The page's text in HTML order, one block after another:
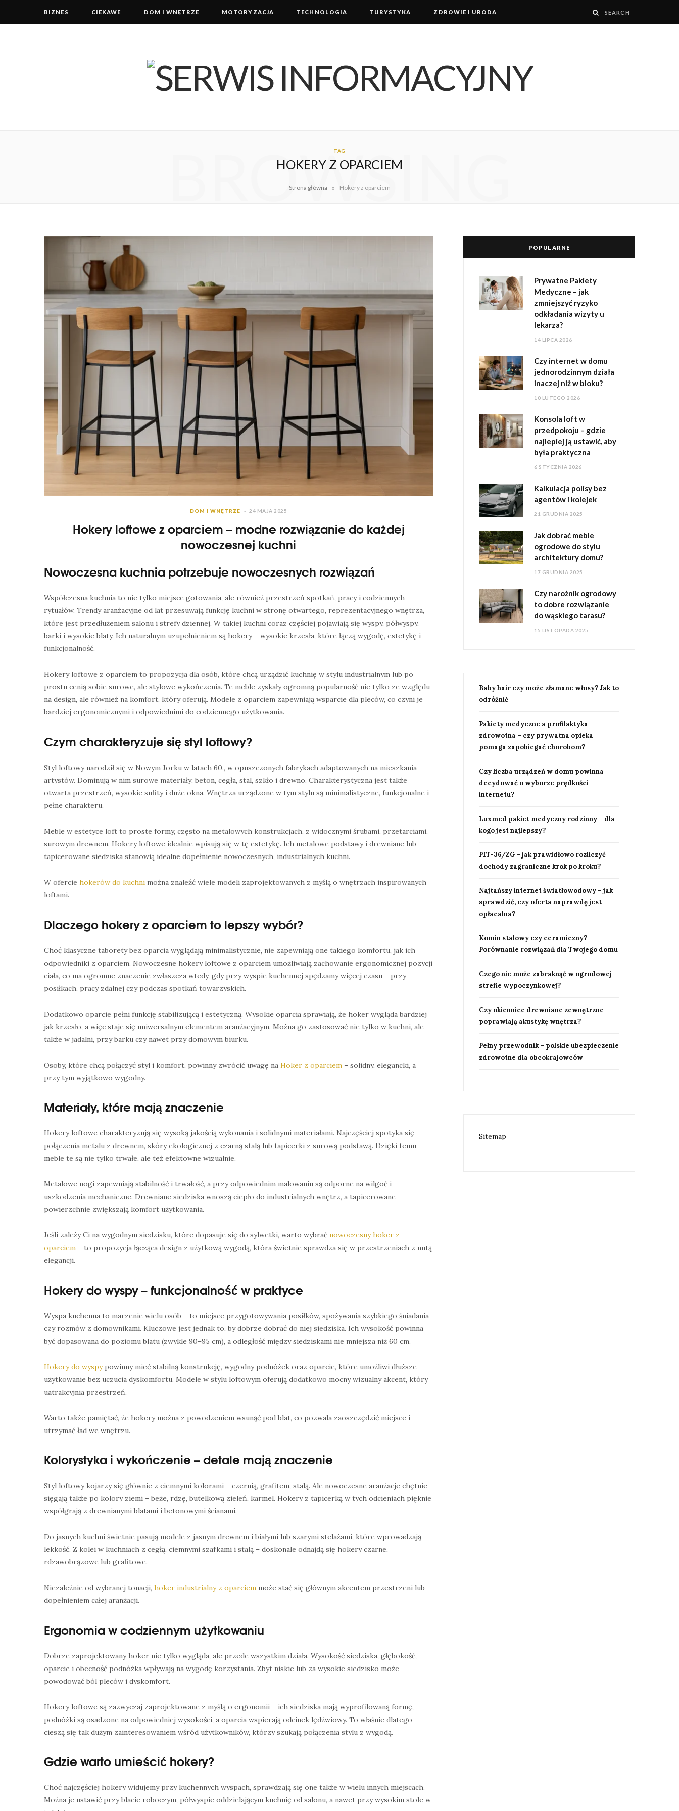
BIZNES CIEKAWE DOM I WNĘTRZE MOTORYZACJA TECHNOLOGIA TURYSTYKA ZDROWIE I URODA
TAG
HOKERY Z OPARCIEM
BROWSING
Strona główna » Hokery z oparciem
DOM I WNĘTRZE 24 MAJA 2025
Hokery loftowe z oparciem – modne rozwiązanie do każdej
nowoczesnej kuchni
Nowoczesna kuchnia potrzebuje nowoczesnych rozwiązań
Współczesna kuchnia to nie tylko miejsce gotowania, ale również przestrzeń spotkań, pracy i codziennych
rytuałów. Trendy aranżacyjne od lat przesuwają funkcję kuchni w stronę otwartego, reprezentacyjnego wnętrza,
które jest przedłużeniem salonu i strefy dziennej. W takiej kuchni coraz częściej pojawiają się wyspy, półwyspy,
barki i wysokie blaty. Ich naturalnym uzupełnieniem są hokery – wysokie krzesła, które łączą wygodę, estetykę i
funkcjonalność.
Hokery loftowe z oparciem to propozycja dla osób, które chcą urządzić kuchnię w stylu industrialnym lub po
prostu cenią sobie surowe, ale stylowe wykończenia. Te meble zyskały ogromną popularność nie tylko ze względu
na design, ale również na komfort, który oferują. Modele z oparciem zapewniają wsparcie dla pleców, co czyni je
bardziej ergonomicznymi i odpowiednimi do codziennego użytkowania.
Czym charakteryzuje się styl loftowy?
Styl loftowy narodził się w Nowym Jorku w latach 60., w opuszczonych fabrykach adaptowanych na mieszkania
artystów. Dominują w nim surowe materiały: beton, cegła, stal, szkło i drewno. Charakterystyczna jest także
otwarta przestrzeń, wysokie sufity i duże okna. Wnętrza urządzone w tym stylu są minimalistyczne, funkcjonalne i
pełne charakteru.
Meble w estetyce loft to proste formy, często na metalowych konstrukcjach, z widocznymi śrubami, przetarciami,
surowym drewnem. Hokery loftowe idealnie wpisują się w tę estetykę. Ich metalowe podstawy i drewniane lub
tapicerowane siedziska stanowią idealne dopełnienie nowoczesnych, industrialnych kuchni.
W ofercie hokerów do kuchni można znaleźć wiele modeli zaprojektowanych z myślą o wnętrzach inspirowanych
loftami.
Dlaczego hokery z oparciem to lepszy wybór?
Choć klasyczne taborety bez oparcia wyglądają minimalistycznie, nie zapewniają one takiego komfortu, jak ich
odpowiedniki z oparciem. Nowoczesne hokery loftowe z oparciem umożliwiają zachowanie ergonomicznej pozycji
ciała, co ma ogromne znaczenie zwłaszcza wtedy, gdy przy wyspie kuchennej spędzamy więcej czasu – przy
posiłkach, pracy zdalnej czy podczas spotkań towarzyskich.
Dodatkowo oparcie pełni funkcję stabilizującą i estetyczną. Wysokie oparcia sprawiają, że hoker wygląda bardziej
jak krzesło, a więc staje się uniwersalnym elementem aranżacyjnym. Można go zastosować nie tylko w kuchni, ale
także w jadalni, przy barku czy nawet przy domowym biurku.
Osoby, które chcą połączyć styl i komfort, powinny zwrócić uwagę na Hoker z oparciem – solidny, elegancki, a
przy tym wyjątkowo wygodny.
Materiały, które mają znaczenie
Hokery loftowe charakteryzują się wysoką jakością wykonania i solidnymi materiałami. Najczęściej spotyka się
połączenia metalu z drewnem, skóry ekologicznej z czarną stalą lub tapicerki z surową podstawą. Dzięki temu
meble te są nie tylko trwałe, ale też efektowne wizualnie.
Metalowe nogi zapewniają stabilność i trwałość, a przy odpowiednim malowaniu są odporne na wilgoć i
uszkodzenia mechaniczne. Drewniane siedziska wnoszą ciepło do industrialnych wnętrz, a tapicerowane
powierzchnie zwiększają komfort użytkowania.
Jeśli zależy Ci na wygodnym siedzisku, które dopasuje się do sylwetki, warto wybrać nowoczesny hoker z
oparciem – to propozycja łącząca design z użytkową wygodą, która świetnie sprawdza się w przestrzeniach z nutą
elegancji.
Hokery do wyspy – funkcjonalność w praktyce
Wyspa kuchenna to marzenie wielu osób – to miejsce przygotowywania posiłków, spożywania szybkiego śniadania
czy rozmów z domownikami. Kluczowe jest jednak to, by dobrze dobrać do niej siedziska. Ich wysokość powinna
być dopasowana do poziomu blatu (zwykle 90–95 cm), a odległość między siedziskami nie mniejsza niż 60 cm.
Hokery do wyspypowinny mieć stabilną konstrukcję, wygodny podnóżek oraz oparcie, które umożliwi dłuższe
użytkowanie bez uczucia dyskomfortu. Modele w stylu loftowym oferują dodatkowo mocny wizualny akcent, który
uatrakcyjnia przestrzeń.
Warto także pamiętać, że hokery można z powodzeniem wsunąć pod blat, co pozwala zaoszczędzić miejsce i
utrzymać ład we wnętrzu.
Kolorystyka i wykończenie – detale mają znaczenie
Styl loftowy kojarzy się głównie z ciemnymi kolorami – czernią, grafitem, stalą. Ale nowoczesne aranżacje chętnie
sięgają także po kolory ziemi – beże, rdzę, butelkową zieleń, karmel. Hokery z tapicerką w tych odcieniach pięknie
współgrają z drewnianymi blatami i betonowymi ścianami.
Do jasnych kuchni świetnie pasują modele z jasnym drewnem i białymi lub szarymi stelażami, które wprowadzają
lekkość. Z kolei w kuchniach z cegłą, ciemnymi szafkami i stalą – doskonale odnajdą się hokery czarne,
rdzawobrązowe lub grafitowe.
Niezależnie od wybranej tonacji, hoker industrialny z oparciem może stać się głównym akcentem przestrzeni lub
dopełnieniem całej aranżacji.
Ergonomia w codziennym użytkowaniu
Dobrze zaprojektowany hoker nie tylko wygląda, ale przede wszystkim działa. Wysokość siedziska, głębokość,
oparcie i obecność podnóżka wpływają na wygodę korzystania. Zbyt niskie lub za wysokie siedzisko może
powodować ból pleców i dyskomfort.
Hokery loftowe są zazwyczaj zaprojektowane z myślą o ergonomii – ich siedziska mają wyprofilowaną formę,
podnóżki są osadzone na odpowiedniej wysokości, a oparcia wspierają odcinek lędźwiowy. To właśnie dlatego
cieszą się tak dużym zainteresowaniem wśród użytkowników, którzy szukają połączenia stylu z wygodą.
Gdzie warto umieścić hokery?
Choć najczęściej hokery widujemy przy kuchennych wyspach, sprawdzają się one także w wielu innych miejscach.
Można je ustawić przy blacie roboczym, półwyspie oddzielającym kuchnię od salonu, a nawet przy wysokim stole w
POPULARNE
Prywatne Pakiety
Medyczne – jak
zmniejszyć ryzyko
odkładania wizyty u
lekarza?
14 LIPCA 2026
Czy internet w domu
jednorodzinnym działa
inaczej niż w bloku?
10 LUTEGO 2026
Konsola loft w
przedpokoju – gdzie
najlepiej ją ustawić, aby
była praktyczna
6 STYCZNIA 2026
Kalkulacja polisy bez
agentów i kolejek
21 GRUDNIA 2025
Jak dobrać meble
ogrodowe do stylu
architektury domu?
17 GRUDNIA 2025
Czy narożnik ogrodowy
to dobre rozwiązanie
do wąskiego tarasu?
15 LISTOPADA 2025
Baby hair czy może złamane włosy? Jak to
odróżnić
Pakiety medyczne a profilaktyka
zdrowotna – czy prywatna opieka
pomaga zapobiegać chorobom?
Czy liczba urządzeń w domu powinna
decydować o wyborze prędkości
internetu?
Luxmed pakiet medyczny rodzinny – dla
kogo jest najlepszy?
PIT-36/ZG – jak prawidłowo rozliczyć
dochody zagraniczne krok po kroku?
Najtańszy internet światłowodowy – jak
sprawdzić, czy oferta naprawdę jest
opłacalna?
Komin stalowy czy ceramiczny?
Porównanie rozwiązań dla Twojego domu
Czego nie może zabraknąć w ogrodowej
strefie wypoczynkowej?
Czy okiennice drewniane zewnętrzne
poprawiają akustykę wnętrza?
Pełny przewodnik – polskie ubezpieczenie
zdrowotne dla obcokrajowców
Sitemap